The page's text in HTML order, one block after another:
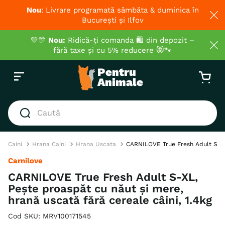
Nou: Livrare programată sâmbăta & duminica în
București și Ilfov
💛🎊 Nou: Ridică-ți comanda 🛍️ din depozit –
fără taxe și cu 5% reducere 😻🐾
Caută
3. hrana uscata pisici
4. recompense
Caini Hrana Caini Hrana Uscata CARNILOVE True Fresh Adult
Carnilove
CARNILOVE True Fresh Adult S-XL,
Pește proaspăt cu năut și mere,
hrană uscată fără cereale câini, 1.4kg
Cod SKU: MRV100171545